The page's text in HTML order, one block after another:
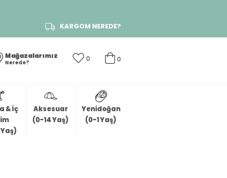
KARGOM NEREDE?
0
0
Mağazalarımız
Nerede?
& İç
Aksesuar
(0-14 Yaş)
Yenidoğan
(0-1 Yaş)